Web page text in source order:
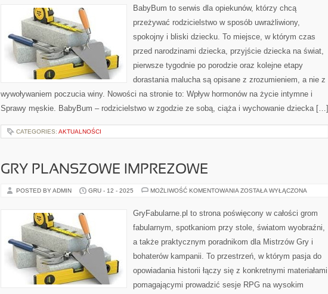
BabyBum to serwis dla opiekunów, którzy chcą
przeżywać rodzicielstwo w sposób uwrażliwiony,
spokojny i bliski dziecku. To miejsce, w którym czas
przed narodzinami dziecka, przyjście dziecka na świat,
pierwsze tygodnie po porodzie oraz kolejne etapy
dorastania malucha są opisane z zrozumieniem, a nie z
wywoływaniem poczucia winy. Nowości na stronie to: Wpływ hormonów na życie intymne i
Sprawy męskie. BabyBum – rodzicielstwo w zgodzie ze sobą, ciąża i wychowanie dziecka […]
CATEGORIES: AKTUALNOŚCI
GRY PLANSZOWE IMPREZOWE
POSTED BY ADMIN GRU - 12 - 2025 MOŻLIWOŚĆ KOMENTOWANIA GRY
ZOSTAŁA WYŁĄCZONA
GryFabularne.pl to strona poświęcony w całości grom
fabularnym, spotkaniom przy stole, światom wyobraźni,
a także praktycznym poradnikom dla Mistrzów Gry i
bohaterów kampanii. To przestrzeń, w którym pasja do
opowiadania historii łączy się z konkretnymi materiałami
pomagającymi prowadzić sesje RPG na wysokim